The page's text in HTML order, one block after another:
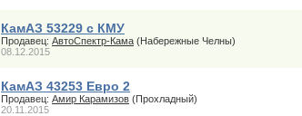
КамАЗ 53229 с КМУ
Продавец: АвтоСпектр-Кама (Набережные Челны)
08.12.2015
КамАЗ 43253 Евро 2
Продавец: Амир Карамизов (Прохладный)
20.11.2015